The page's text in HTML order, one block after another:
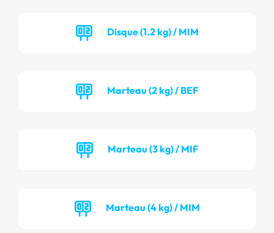
Disque (1.2 kg) / MIM
Marteau (2 kg) / BEF
Marteau (3 kg) / MIF
Marteau (4 kg) / MIM